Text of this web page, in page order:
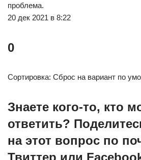
проблема.
20 дек 2021 в 8:22
0
Сортировка: Сброс на вариант по
Знаете кого-то, кто
ответить?
на этот вопрос по